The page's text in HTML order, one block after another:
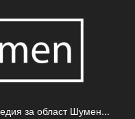
за област Шумен...